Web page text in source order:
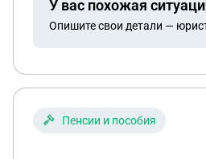
У вас похожая
Опишите свои детали —
Пенсии и пособия